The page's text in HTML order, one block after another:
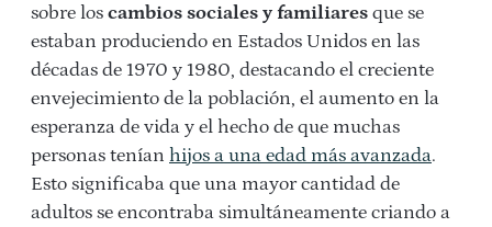
sobre los cambios sociales y familiares que se
estaban produciendo en Estados Unidos en las
décadas de 1970 y 1980, destacando el creciente
envejecimiento de la población, el aumento en la
esperanza de vida y el hecho de que muchas
personas tenían hijos a una edad más avanzada.
Esto significaba que una mayor cantidad de
adultos se encontraba simultáneamente criando a